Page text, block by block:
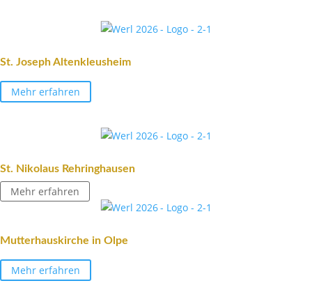
St. Joseph Altenkleusheim
Mehr erfahren
St. Niko­laus Rehringhausen
Mehr erfahren
Mutter­haus­kirche in Olpe
Mehr erfahren